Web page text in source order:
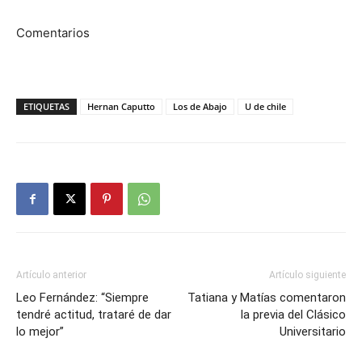
Comentarios
ETIQUETAS Hernan Caputto Los de Abajo U de chile
Artículo anterior
Leo Fernández: “Siempre
tendré actitud, trataré de dar
lo mejor”
Artículo siguiente
Tatiana y Matías comentaron
la previa del Clásico
Universitario